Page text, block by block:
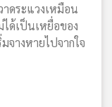
ดระแวงเหมือน
ได้เป็นเหยื่อของ
จางหายไปจากใจ